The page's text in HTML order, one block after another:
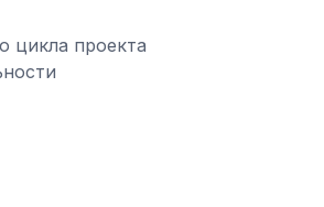
цикла проекта